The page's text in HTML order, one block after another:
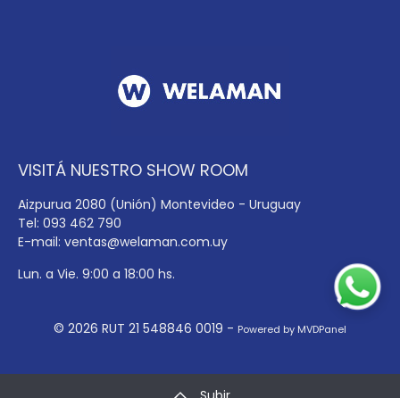
VISITÁ NUESTRO SHOW ROOM
Aizpurua 2080 (Unión) Montevideo - Uruguay
Tel: 093 462 790
E-mail: ventas@welaman.com.uy
Lun. a Vie. 9:00 a 18:00 hs.
© 2026 RUT 21 548846 0019 - Powered by MVDPanel